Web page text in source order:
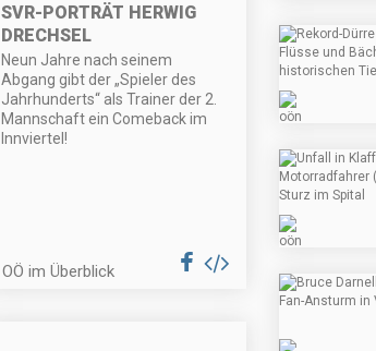
SVR-PORTRÄT HERWIG
DRECHSEL
Neun Jahre nach seinem
Abgang gibt der „Spieler des
Jahrhunderts“ als Trainer der 2.
Mannschaft ein Comeback im
Innviertel!
OÖ im Überblick